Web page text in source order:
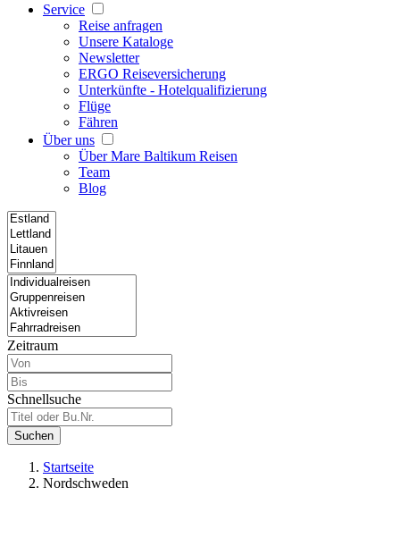
Service
Reise anfragen
Unsere Kataloge
Newsletter
ERGO Reiseversicherung
Unterkünfte - Hotelqualifizierung
Flüge
Fähren
Über uns
Über Mare Baltikum Reisen
Team
Blog
Zeitraum
Schnellsuche
Suchen
Startseite
Nordschweden